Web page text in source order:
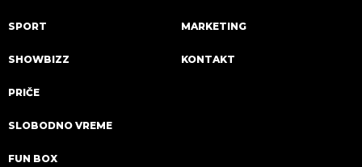
SPORT
SHOWBIZZ
PRIČE
SLOBODNO VREME
FUN BOX
MARKETING
KONTAKT